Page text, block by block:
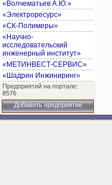
«Волчематьев А.Ю.»
«Электроресурс»
«СК-Полимеры»
«Научно-
исследовательский
инженерный институт»
«МЕТИНВЕСТ-СЕРВИС»
«Шадрин Инжиниринг»
Предприятий на портале:
8576
Добавить предприятие